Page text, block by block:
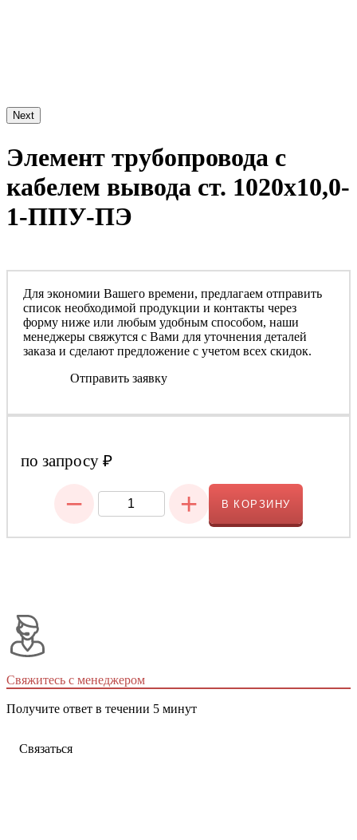
Next
Элемент трубопровода с
кабелем вывода ст. 1020х10,0-
1-ППУ-ПЭ
Для экономии Вашего времени, предлагаем отправить
список необходимой продукции и контакты через
форму ниже или любым удобным способом, наши
менеджеры свяжутся с Вами для уточнения деталей
заказа и сделают предложение с учетом всех скидок.
Отправить заявку
по запросу ₽
− + В КОРЗИНУ
Свяжитесь с менеджером
Получите ответ в течении 5 минут
Связаться